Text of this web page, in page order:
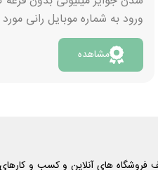
ورود به شماره موبایل رانی
کرده و میوه های با همان طعم
بیشتری جمع آوری کنید امتیاز
جدول لیگ رتبه بهتری می
هر کاربر صرفا یک بار می
برای شرکت در رانی بازی
«مشاهده» کلیک کنید.
مشاهده
های آنلاین و کسب و‌